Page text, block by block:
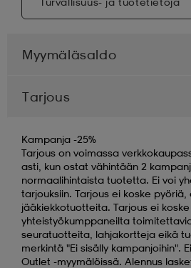
Myymäläsaldo
Tarjous
Kampanja -25%
Tarjous on voimassa
asti, kun ostat vähintään 2
normaalihintaista tuotetta. Ei voi
tarjouksiin. Tarjous ei koske
jääkiekkotuotteita. Tarjous ei
yhteistyökumppaneilta
seuratuotteita, lahjakortteja eikä
merkintä "Ei sisälly kampanjoihin".
Outlet -myymälöissä. Alennus